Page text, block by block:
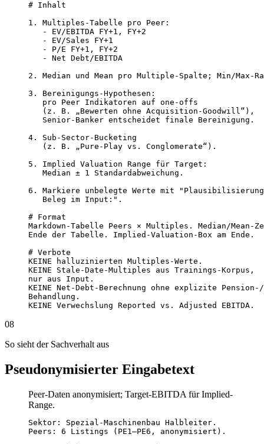
# Inhalt
1. Multiples-Tabelle pro Peer:
   - EV/EBITDA FY+1, FY+2
   - EV/Sales FY+1
   - P/E FY+1, FY+2
   - Net Debt/EBITDA
2. Median und Mean pro Multiple-Spalte; Min/Max-
3. Bereinigungs-Hypothesen:
   pro Peer Indikatoren auf one-offs
   (z. B. „Bewerten ohne Acquisition-Goodwill“),
   Senior-Banker entscheidet finale Bereinigung.
4. Sub-Sector-Bucketing
   (z. B. „Pure-Play vs. Conglomerate“).
5. Implied Valuation Range für Target:
   Median ± 1 Standardabweichung.
6. Markiere unbelegte Werte mit "Plausibilisierung
   Beleg im Input:".
# Format
Markdown-Tabelle Peers × Multiples. Median/Mean-
Ende der Tabelle. Implied-Valuation-Box am Ende.
# Verbote
KEINE halluzinierten Multiples-Werte.
KEINE Stale-Date-Multiples aus Trainings-Korpus,
nur aus Input.
KEINE Net-Debt-Berechnung ohne explizite
Behandlung.
KEINE Verwechslung Reported vs. Adjusted EBITDA.
08
So sieht der Sachverhalt aus
Pseudonymisierter Eingabetext
Peer-Daten anonymisiert; Target-EBITDA für Implied-
Range.
Sektor: Spezial-Maschinenbau Halbleiter.
Peers: 6 Listings (PE1–PE6, anonymisiert).